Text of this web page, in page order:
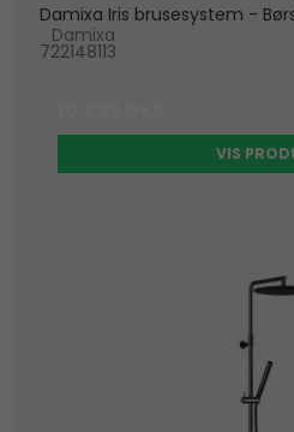
Damixa Iris brusesystem -
Damixa
722148113
VIS